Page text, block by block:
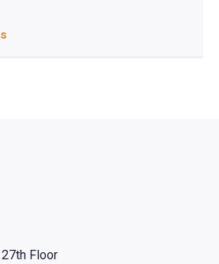
Floor